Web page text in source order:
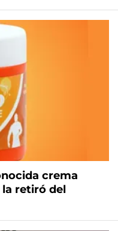
crema
retiró del